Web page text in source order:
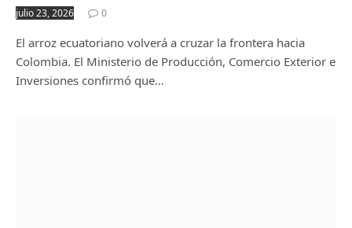
julio 23, 2026 0
El arroz ecuatoriano volverá a cruzar la frontera hacia
Colombia. El Ministerio de Producción, Comercio Exterior e
Inversiones confirmó que…